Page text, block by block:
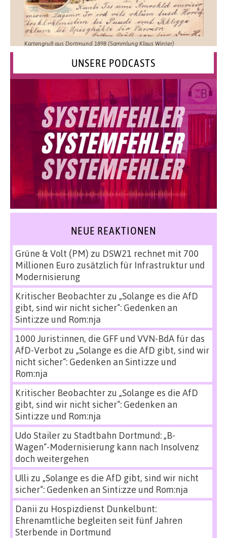
Kartengruß aus Dortmund 1898 (Sammlung Klaus Winter)
UNSERE PODCASTS
NEUE REAKTIONEN
Grüne & Volt (PM) zu DSW21 rechnet mit 700
Millionen Euro zusätzlich für Infrastruktur und
Modernisierung
Kritischer Beobachterzu „Solange es die AfD
gibt, sind wir nicht sicher“: Gedenken an
Sinti:zze und Rom:nja
1000 Jurist:innen, die GFF und VVN-BdA für das
AfD-Verbot zu „Solange es die AfD gibt, sind wir
nicht sicher“: Gedenken an Sinti:zze und
Rom:nja
Kritischer Beobachterzu „Solange es die AfD
gibt, sind wir nicht sicher“: Gedenken an
Sinti:zze und Rom:nja
Udo Stailerzu Stadtbahn Dortmund: „B-
Wagen“-Modernisierung kann nach Insolvenz
doch weitergehen
Ulli zu „Solange es die AfD gibt, sind wir nicht
sicher“: Gedenken an Sinti:zze und Rom:nja
Danii zu Hospizdienst Dunkelbunt:
Ehrenamtliche begleiten seit fünf Jahren
Sterbende in Dortmund